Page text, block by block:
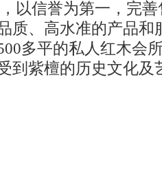
以信誉为第一，完
质、高水准的产品和
多平的私人红木会
到紫檀的历史文化及